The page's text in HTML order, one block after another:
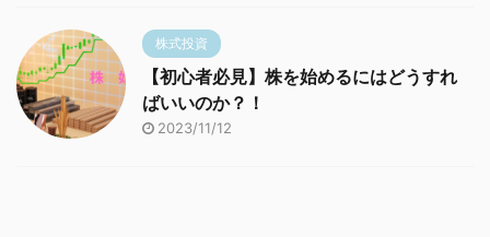
株式投資
【初心者必見】株を始めるにはどうすれ
ばいいのか？！
2023/11/12